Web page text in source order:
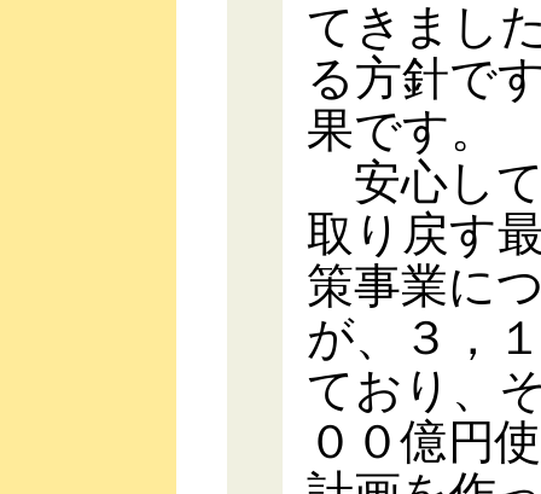
てきまし
る方針で
果です。
安心し
取り戻す
策事業に
が、３，
ており、
００億円